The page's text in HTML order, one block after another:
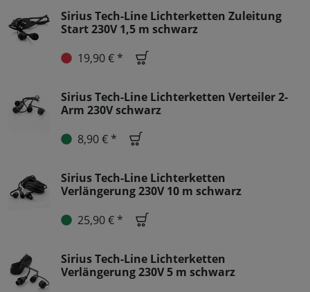
Sirius Tech-Line Lichterketten Zuleitung
Start 230V 1,5 m schwarz
19,90 € *
Sirius Tech-Line Lichterketten Verteiler 2-
Arm 230V schwarz
8,90 € *
Sirius Tech-Line Lichterketten
Verlängerung 230V 10 m schwarz
25,90 € *
Sirius Tech-Line Lichterketten
Verlängerung 230V 5 m schwarz